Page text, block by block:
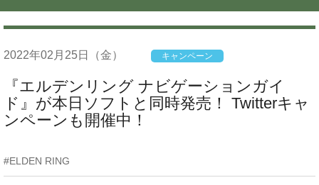
2022年02月25日 （金） キャンペーン
『エルデンリング ナビゲーションガイ
ド』が本日ソフトと同時発売！ Twitterキャ
ンペーンも開催中！
ELDEN RING